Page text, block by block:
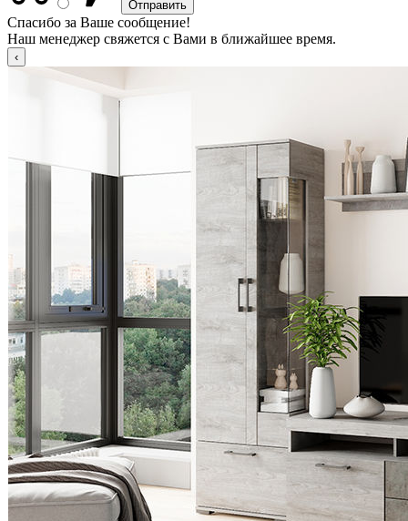
Спасибо за Ваше сообщение!
Наш менеджер свяжется с Вами в ближайшее время.